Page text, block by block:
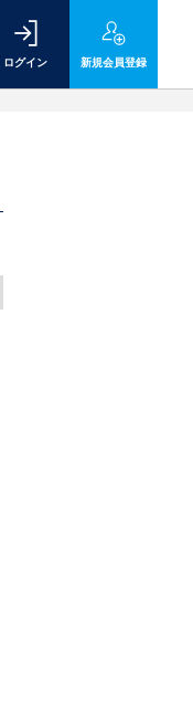
ログイン 新規会員登録